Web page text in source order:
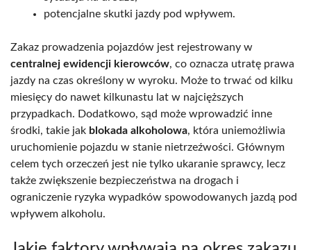
potencjalne skutki jazdy pod wpływem.
Zakaz prowadzenia pojazdów jest rejestrowany w
centralnej ewidencji kierowców, co oznacza utratę prawa
jazdy na czas określony w wyroku. Może to trwać od kilku
miesięcy do nawet kilkunastu lat w najcięższych
przypadkach. Dodatkowo, sąd może wprowadzić inne
środki, takie jak blokada alkoholowa, która uniemożliwia
uruchomienie pojazdu w stanie nietrzeźwości. Głównym
celem tych orzeczeń jest nie tylko ukaranie sprawcy, lecz
także zwiększenie bezpieczeństwa na drogach i
ograniczenie ryzyka wypadków spowodowanych jazdą pod
wpływem alkoholu.